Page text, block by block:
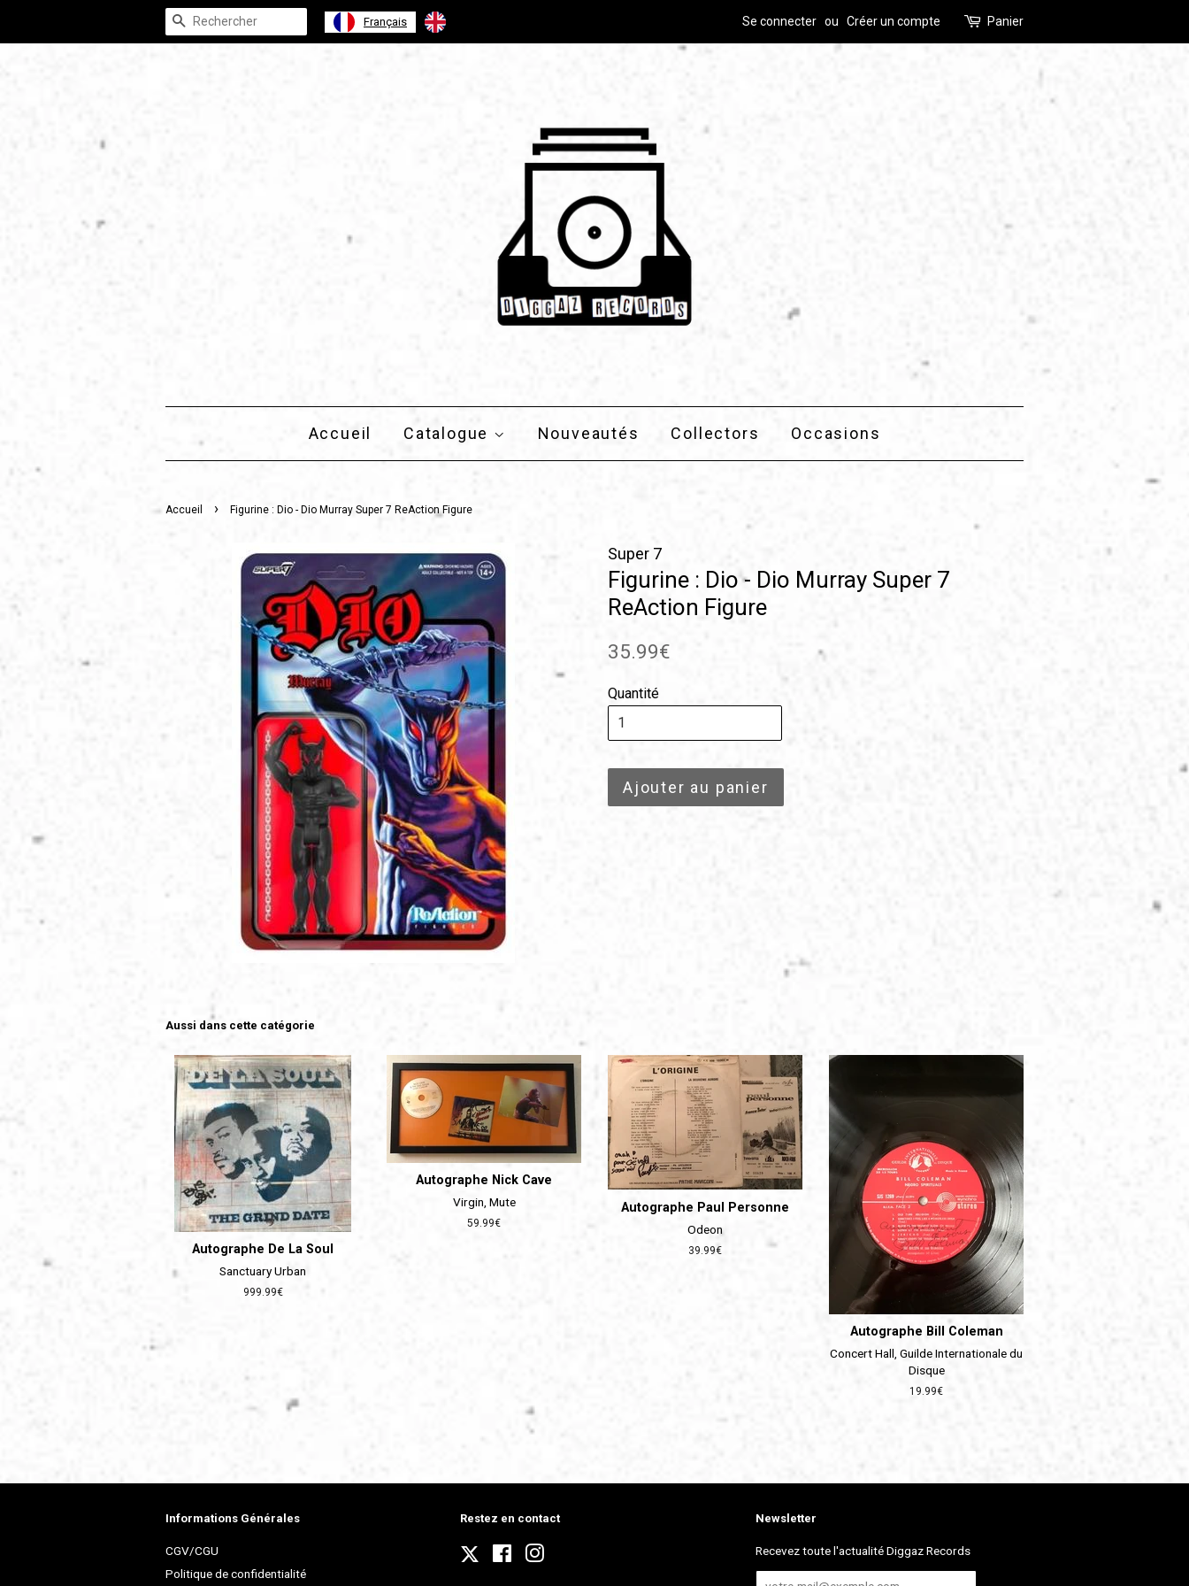
Recherche Français Se connecter ou Créer un compte Panier
Accueil Catalogue Nouveautés Collectors Occasions
Accueil › Figurine : Dio - Dio Murray Super 7 ReAction Figure
Super 7
Figurine : Dio - Dio Murray Super 7
ReAction Figure
Prix
35.99€
Quantité
Ajouter au panier
Aussi dans cette catégorie
Autographe De La Soul
Sanctuary Urban
Prix
999.99€
Autographe Nick Cave
Virgin, Mute
Prix
59.99€
Autographe Paul Personne
Odeon
Prix
39.99€
Autographe Bill Coleman
Concert Hall, Guilde Internationale du
Disque
Prix
19.99€
Informations Générales
CGV/CGU
Politique de confidentialité
Restez en contact
Twitter Facebook
Newsletter
Recevez toute l'actualité Diggaz Records